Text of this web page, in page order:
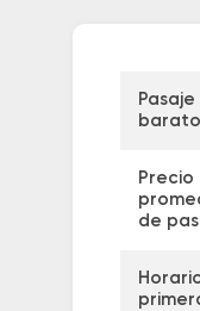
Pasaje
barato
Precio
de